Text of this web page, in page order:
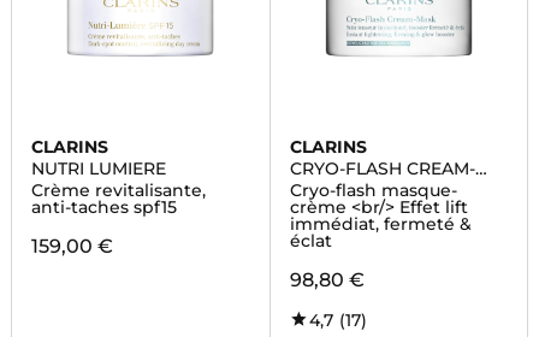
CLARINS
NUTRI LUMIERE
Crème revitalisante,
anti-taches spf15
159,00 €
CLARINS
CRYO-FLASH CREAM-
MASK
Cryo-flash masque-
crème <br/> Effet lift
immédiat, fermeté &
éclat
98,80 €
4,7 (17)